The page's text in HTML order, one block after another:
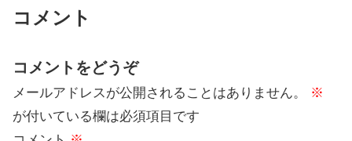
コメント
コメントをどうぞ
メールアドレスが公開されることはありません。
※
が付いている欄は必須項目です